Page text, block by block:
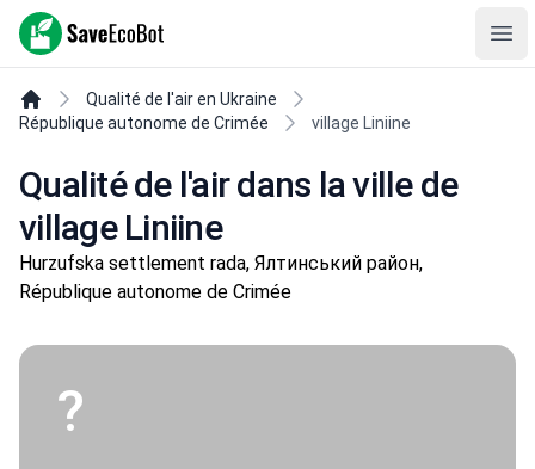
SaveEcoBot
Qualité de l'air en Ukraine
République autonome de Crimée
village Liniine
Qualité de l'air dans la ville de
village Liniine
Hurzufska settlement rada, Ялтинський район,
République autonome de Crimée
?